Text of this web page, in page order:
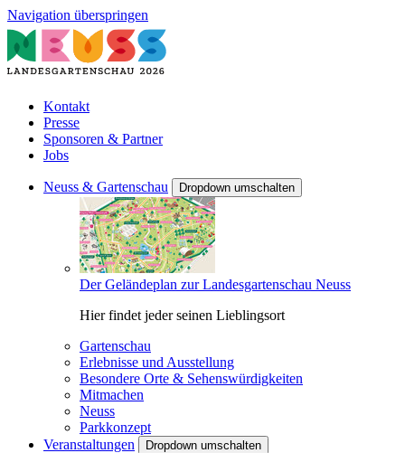
Navigation überspringen
Kontakt
Presse
Sponsoren & Partner
Jobs
Neuss & Gartenschau Dropdown umschalten
Der Geländeplan zur Landesgartenschau Neuss
Hier findet jeder seinen Lieblingsort
Gartenschau
Erlebnisse und Ausstellung
Besondere Orte & Sehenswürdigkeiten
Mitmachen
Neuss
Parkkonzept
Veranstaltungen
Dropdown umschalten